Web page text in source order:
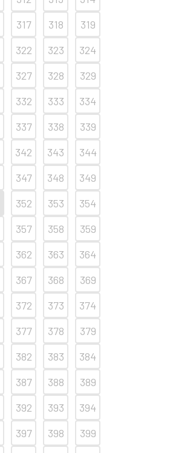
317 318
319
322 323
324
327 328
329
332 333
334
337 338
339
342 343
344
347 348
349
352 353
354
357 358
359
362 363
364
367 368
369
372 373
374
377 378
379
382 383
384
387 388
389
392 393
394
397 398
399